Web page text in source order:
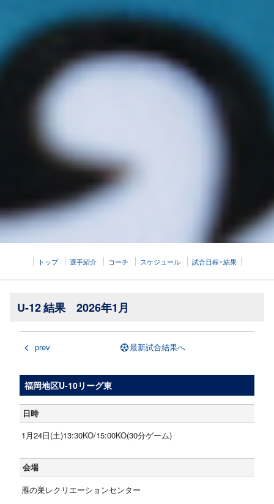
トップ 選手紹介 コーチ スケジュール 試合日程・結果
U-12 結果 2026年1月
prev 最新試合結果へ
福岡地区U-10リーグ東
日時
1月24日(土)13:30KO/15:00KO(30分ゲーム)
会場
雁の巣レクリエーションセンター